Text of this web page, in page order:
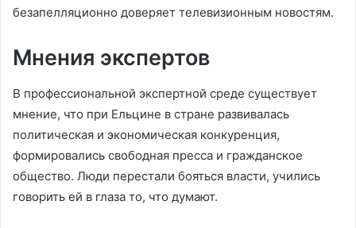
безапелляционно доверяет телевизионным новостям.
Мнения экспертов
В профессиональной экспертной среде существует
мнение, что при Ельцине в стране развивалась
политическая и экономическая конкуренция,
формировались свободная пресса и гражданское
общество. Люди перестали бояться власти, учились
говорить ей в глаза то, что думают.